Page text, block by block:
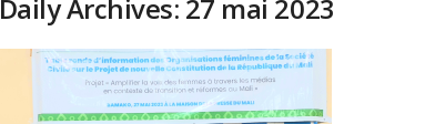
Daily Archives: 27 mai 2023